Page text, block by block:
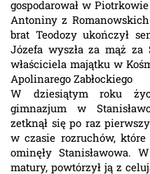
gospodarował w
Antoniny z
brat Teodozy ukończył
Józefa wyszła za mąż za
właściciela majątku w
Apolinarego Zabłockiego
W dziesiątym roku
gimnazjum w
zetknął się po raz
w czasie rozruchów,
ominęły Stanisławowa.
matury, powtórzył ją z